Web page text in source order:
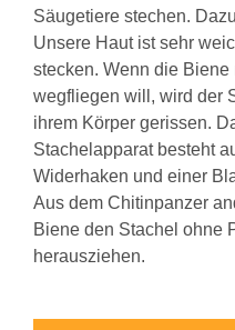
Säugetiere stechen.
Unsere Haut ist sehr
stecken. Wenn die Biene
wegfliegen will, wird der
ihrem Körper gerissen.
Stachelapparat besteht
Widerhaken und einer
Aus dem Chitinpanzer
Biene den Stachel ohne
herausziehen.